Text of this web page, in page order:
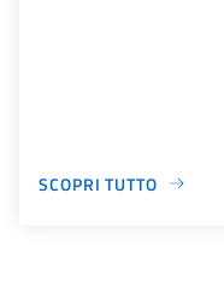
SCOPRI TUTTO